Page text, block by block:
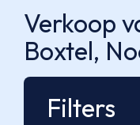
Verkoop
Boxtel,
Filters